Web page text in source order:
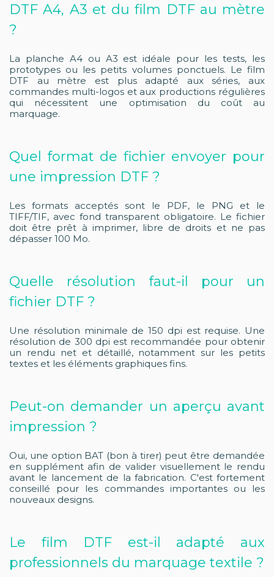
DTF A4, A3 et du film DTF au mètre
?
La planche A4 ou A3 est idéale pour les tests, les
prototypes ou les petits volumes ponctuels. Le film
DTF au mètre est plus adapté aux séries, aux
commandes multi-logos et aux productions régulières
qui nécessitent une optimisation du coût au
marquage.
Quel format de fichier envoyer pour
une impression DTF ?
Les formats acceptés sont le PDF, le PNG et le
TIFF/TIF, avec fond transparent obligatoire. Le fichier
doit être prêt à imprimer, libre de droits et ne pas
dépasser 100 Mo.
Quelle résolution faut-il pour un
fichier DTF ?
Une résolution minimale de 150 dpi est requise. Une
résolution de 300 dpi est recommandée pour obtenir
un rendu net et détaillé, notamment sur les petits
textes et les éléments graphiques fins.
Peut-on demander un aperçu avant
impression ?
Oui, une option BAT (bon à tirer) peut être demandée
en supplément afin de valider visuellement le rendu
avant le lancement de la fabrication. C'est fortement
conseillé pour les commandes importantes ou les
nouveaux designs.
Le film DTF est-il adapté aux
professionnels du marquage textile ?